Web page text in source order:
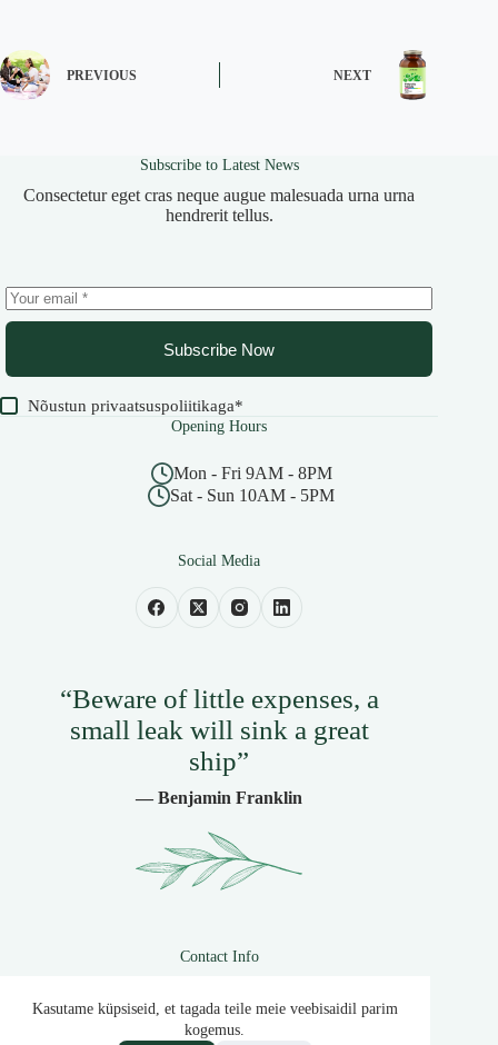
Kasutame küpsiseid, et tagada teile meie veebisaidil parim
kogemus.
PREVIOUS NEXT
Subscribe to Latest News
Consectetur eget cras neque augue malesuada urna urna
hendrerit tellus.
Subscribe Now
Nõustunprivaatsuspoliitikaga*
Opening Hours
Mon - Fri 9AM - 8PM
Sat - Sun 10AM - 5PM
Social Media
“Beware of little expenses, a
small leak will sink a great
ship”
— Benjamin Franklin
Contact Info
(647) 528-7458
(427) 372-7296